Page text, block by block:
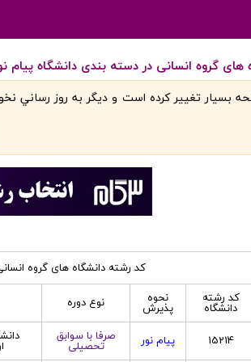
گروه انسانی در دسته بندی دانشگاه پیام
بسيار تغيير کرده است و ديگر به روز رساني
کد رشته دانشگاه های گروه
کد رشته
دانشگاه
نحوه
پذیرش نوع دوره
15214 پیام نور صرفا با سوابق
تحصیلی